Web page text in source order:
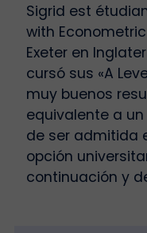
Sigrid est
with
Exeter en
cursó sus «A
muy buenos
equivalente a un
de ser admitida
opción
continuación y